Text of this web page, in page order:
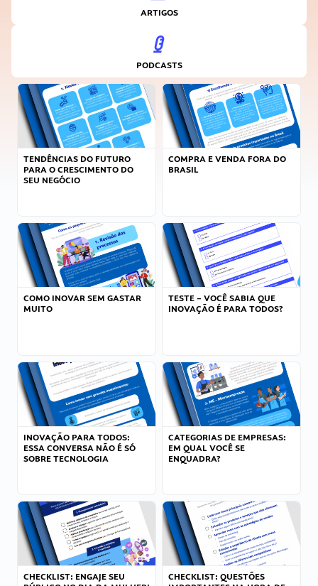
ARTIGOS
PODCASTS
TENDÊNCIAS DO FUTURO
PARA O CRESCIMENTO DO
SEU NEGÓCIO
COMPRA E VENDA FORA DO
BRASIL
COMO INOVAR SEM GASTAR
MUITO
TESTE – VOCÊ SABIA QUE
INOVAÇÃO É PARA TODOS?
INOVAÇÃO PARA TODOS:
ESSA CONVERSA NÃO É SÓ
SOBRE TECNOLOGIA
CATEGORIAS DE EMPRESAS:
EM QUAL VOCÊ SE
ENQUADRA?
CHECKLIST: ENGAJE SEU
CHECKLIST: QUESTÕES